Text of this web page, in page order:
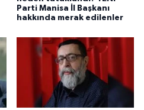
Parti Manisa İl Başkanı
hakkında merak edilenler